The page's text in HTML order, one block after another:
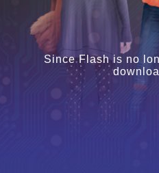
Since Flash is no